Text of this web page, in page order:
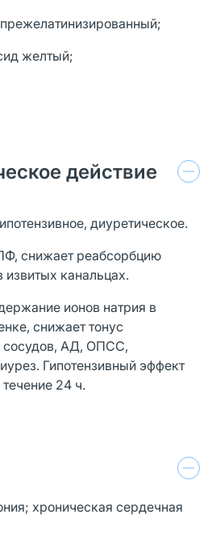
желтый;
действие
диуретическое.
снижает реабсорбцию
извитых канальцах.
ионов натрия в
снижает тонус
сосудов, АД, ОПСС,
Гипотензивный эффект
24 ч.
хроническая сердечная